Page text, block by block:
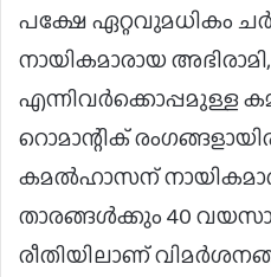
പക്ഷേ ഏറ്റവുമധികം
നായികമാരായ
എന്നിവര്‍ക്കൊപ്പമുള്ള
റൊമാന്റിക്
കമല്‍ഹാസന്
താരങ്ങള്‍ക്കും 40
രീതിയിലാണ്